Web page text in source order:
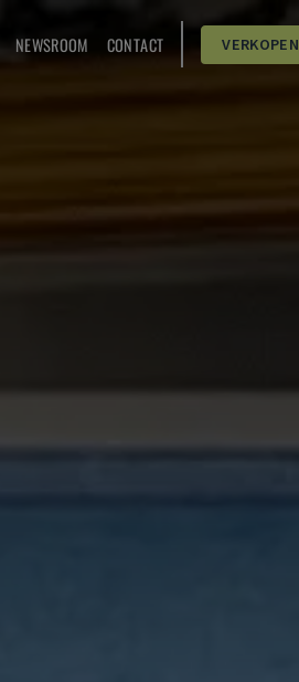
NEWSROOM CONTACT VERKOPEN